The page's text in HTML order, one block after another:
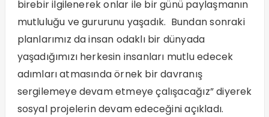
birebir ilgilenerek onlar ile bir günü paylaşmanın
mutluluğu ve gururunu yaşadık. Bundan sonraki
planlarımız da insan odaklı bir dünyada
yaşadığımızı herkesin insanları mutlu edecek
adımları atmasında örnek bir davranış
sergilemeye devam etmeye çalışacağız” diyerek
sosyal projelerin devam edeceğini açıkladı.